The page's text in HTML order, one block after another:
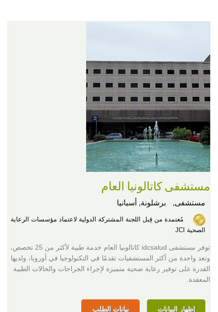
مستشفى كاتالونيا العام
مستشفى, برشلونة, أسبانيا
مُعتمدة من قِبل اللجنة المشتركة الدولية لاعتماد مؤسسات الرعاية
الصحية JCI
توفر مستشفى idcsalud كاتالونيا العام خدمة طبية لأكثر من 25 تخصص،
وتعد واحدة من أكثر المستشفيات تقدمًا في التكنولوجيا في أوروبا، ولديها
القدرة على توفير رعاية صحية متميزة لإجراء الجراحات والحالات الطبية
المعقدة.
إظهار البيانات بيانات الطلب